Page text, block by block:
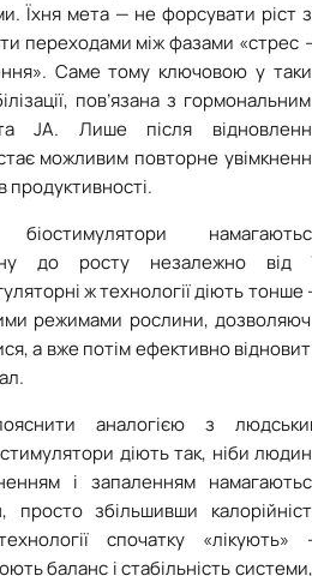
Їхня мета — не форсувати ріст
переходами між фазами «стрес
Саме тому ключовою у
пов’язана з
JA. Лише після
можливим повторне
продуктивності.
до росту незалежно від
ж технології діють тонше
режимами рослини,
а вже потім ефективно
аналогією з
діють так, ніби
і запаленням
просто збільшивши
спочатку «лікують»
баланс і стабільність системи,